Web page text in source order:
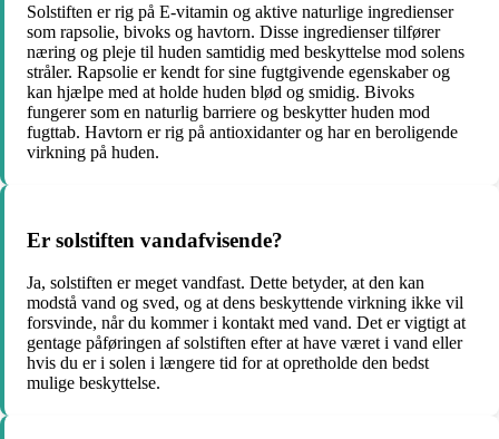
Solstiften er rig på E-vitamin og aktive naturlige ingredienser
som rapsolie, bivoks og havtorn. Disse ingredienser tilfører
næring og pleje til huden samtidig med beskyttelse mod solens
stråler. Rapsolie er kendt for sine fugtgivende egenskaber og
kan hjælpe med at holde huden blød og smidig. Bivoks
fungerer som en naturlig barriere og beskytter huden mod
fugttab. Havtorn er rig på antioxidanter og har en beroligende
virkning på huden.
Er solstiften vandafvisende?
Ja, solstiften er meget vandfast. Dette betyder, at den kan
modstå vand og sved, og at dens beskyttende virkning ikke vil
forsvinde, når du kommer i kontakt med vand. Det er vigtigt at
gentage påføringen af solstiften efter at have været i vand eller
hvis du er i solen i længere tid for at opretholde den bedst
mulige beskyttelse.